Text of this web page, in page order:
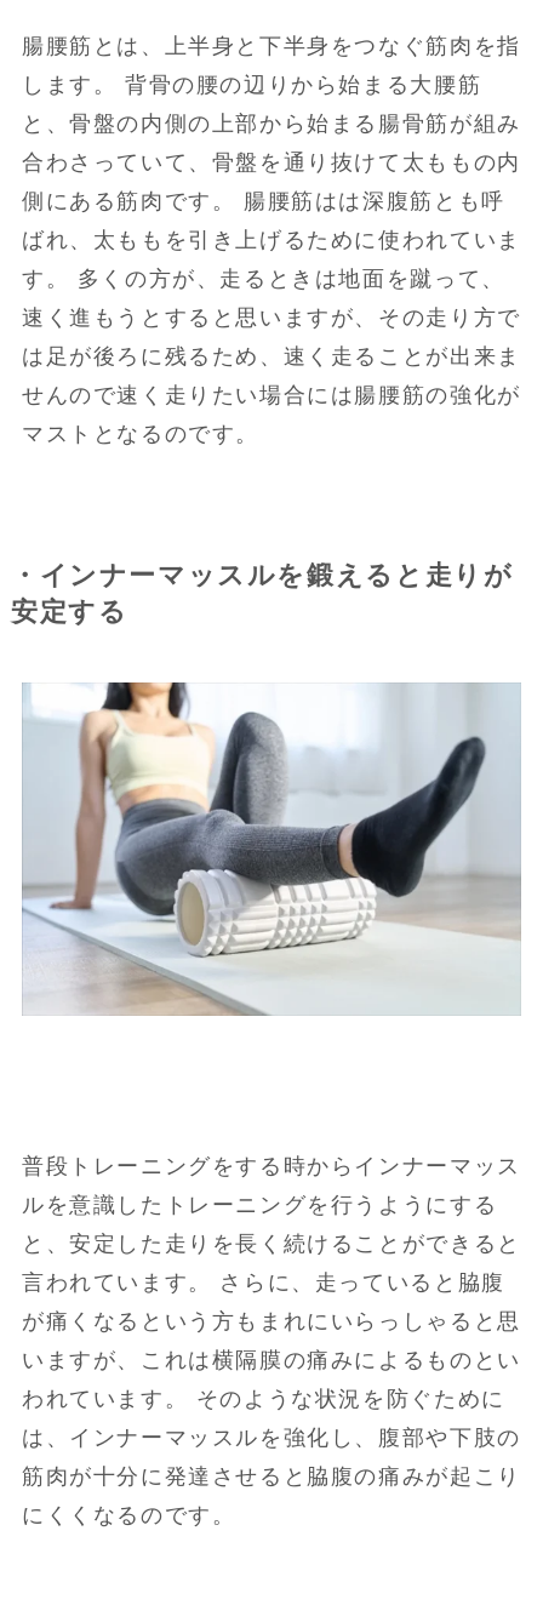
腸腰筋とは、上半身と下半身をつなぐ筋肉を指
します。 背骨の腰の辺りから始まる大腰筋
と、骨盤の内側の上部から始まる腸骨筋が組み
合わさっていて、骨盤を通り抜けて太ももの内
側にある筋肉です。 腸腰筋はは深腹筋とも呼
ばれ、太ももを引き上げるために使われていま
す。 多くの方が、走るときは地面を蹴って、
速く進もうとすると思いますが、その走り方で
は足が後ろに残るため、速く走ることが出来ま
せんので速く走りたい場合には腸腰筋の強化が
マストとなるのです。
・インナーマッスルを鍛えると走りが
安定する
普段トレーニングをする時からインナーマッス
ルを意識したトレーニングを行うようにする
と、安定した走りを長く続けることができると
言われています。 さらに、走っていると脇腹
が痛くなるという方もまれにいらっしゃると思
いますが、これは横隔膜の痛みによるものとい
われています。 そのような状況を防ぐために
は、インナーマッスルを強化し、腹部や下肢の
筋肉が十分に発達させると脇腹の痛みが起こり
にくくなるのです。